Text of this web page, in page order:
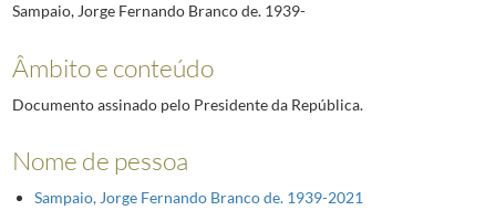
Sampaio, Jorge Fernando Branco de. 1939-
Âmbito e conteúdo
Documento assinado pelo Presidente da República.
Nome de pessoa
Sampaio, Jorge Fernando Branco de. 1939-2021